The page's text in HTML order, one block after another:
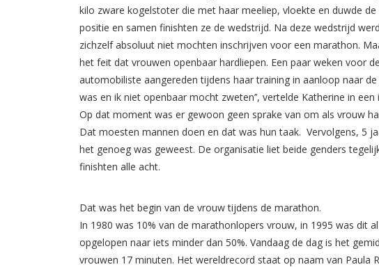
kilo zware kogelstoter die met haar meeliep, vloekte en duwde
positie en samen finishten ze de wedstrijd. Na deze wedstrijd
zichzelf absoluut niet mochten inschrijven voor een marathon.
het feit dat vrouwen openbaar hardliepen. Een paar weken voor
automobiliste aangereden tijdens haar training in aanloop naar
was en ik niet openbaar mocht zweten’’, vertelde Katherine in
Op dat moment was er gewoon geen sprake van om als vrouw
Dat moesten mannen doen en dat was hun taak. Vervolgens, 5
het genoeg was geweest. De organisatie liet beide genders
finishten alle acht.
Dat was het begin van de vrouw tijdens de marathon.
In 1980 was 10% van de marathonlopers vrouw, in 1995 was dit
opgelopen naar iets minder dan 50%. Vandaag de dag is het
vrouwen 17 minuten. Het wereldrecord staat op naam van Paula